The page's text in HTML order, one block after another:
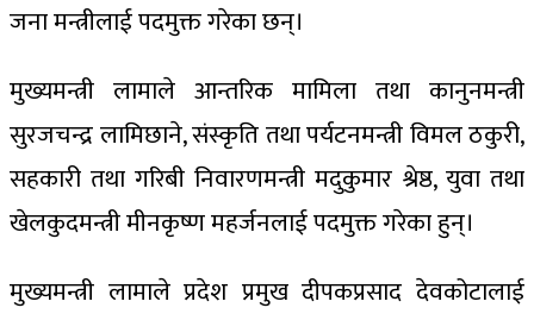
जना मन्त्रीलाई पदमुक्त गरेका छन्।
मुख्यमन्त्री लामाले आन्तरिक मामिला तथा कानुनमन्त्री
सुरजचन्द्र लामिछाने, संस्कृति तथा पर्यटनमन्त्री विमल ठकुरी,
सहकारी तथा गरिबी निवारणमन्त्री मदुकुमार श्रेष्ठ, युवा तथा
खेलकुदमन्त्री मीनकृष्ण महर्जनलाई पदमुक्त गरेका हुन्।
मुख्यमन्त्री लामाले प्रदेश प्रमुख दीपकप्रसाद देवकोटालाई